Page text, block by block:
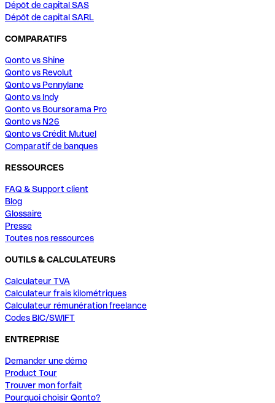
Dépôt de capital SAS
Dépôt de capital SARL
COMPARATIFS
Qonto vs Shine
Qonto vs Revolut
Qonto vs Pennylane
Qonto vs Indy
Qonto vs Boursorama Pro
Qonto vs N26
Qonto vs Crédit Mutuel
Comparatif de banques
RESSOURCES
FAQ & Support client
Blog
Glossaire
Presse
Toutes nos ressources
OUTILS & CALCULATEURS
Calculateur TVA
Calculateur frais kilométriques
Calculateur rémunération freelance
Codes BIC/SWIFT
ENTREPRISE
Demander une démo
Product Tour
Trouver mon forfait
Pourquoi choisir Qonto?